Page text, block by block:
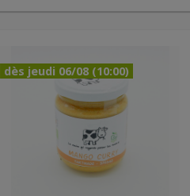
dès jeudi 06/08 (10:00)